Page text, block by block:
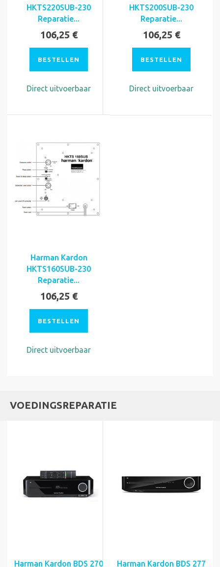
HKTS220SUB-230
Reparatie...
106,25 €
BESTELLEN
Direct uitvoerbaar
HKTS200SUB-230
Reparatie...
106,25 €
BESTELLEN
Direct uitvoerbaar
Harman Kardon
HKTS160SUB-230
Reparatie...
106,25 €
BESTELLEN
Direct uitvoerbaar
VOEDINGSREPARATIE
Harman Kardon BDS 270 Harman Kardon BDS 277